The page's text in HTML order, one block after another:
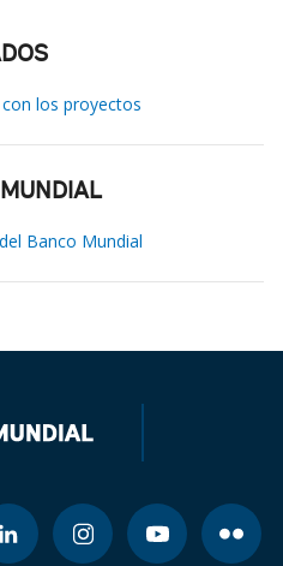
los proyectos
Banco Mundial